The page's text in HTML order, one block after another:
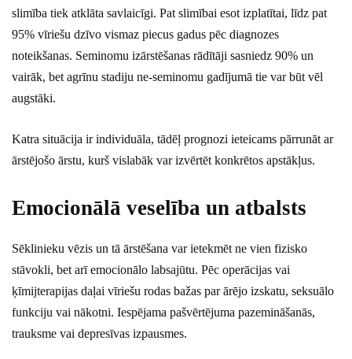
slimība tiek atklāta savlaicīgi. Pat slimībai esot izplatītai, līdz pat
95% vīriešu dzīvo vismaz piecus gadus pēc diagnozes
noteikšanas. Seminomu izārstēšanas rādītāji sasniedz 90% un
vairāk, bet agrīnu stadiju ne-seminomu gadījumā tie var būt vēl
augstāki.
Katra situācija ir individuāla, tādēļ prognozi ieteicams pārrunāt ar
ārstējošo ārstu, kurš vislabāk var izvērtēt konkrētos apstākļus.
Emocionālā veselība un atbalsts
Sēklinieku vēzis un tā ārstēšana var ietekmēt ne vien fizisko
stāvokli, bet arī emocionālo labsajūtu. Pēc operācijas vai
ķīmijterapijas daļai vīriešu rodas bažas par ārējo izskatu, seksuālo
funkciju vai nākotni. Iespējama pašvērtējuma pazemināšanās,
trauksme vai depresīvas izpausmes.